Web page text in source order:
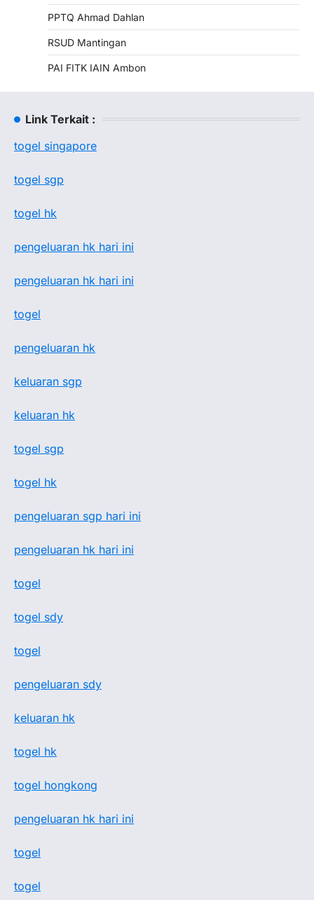
PPTQ Ahmad Dahlan
RSUD Mantingan
PAI FITK IAIN Ambon
Link Terkait :
togel singapore
togel sgp
togel hk
pengeluaran hk hari ini
pengeluaran hk hari ini
togel
pengeluaran hk
keluaran sgp
keluaran hk
togel sgp
togel hk
pengeluaran sgp hari ini
pengeluaran hk hari ini
togel
togel sdy
togel
pengeluaran sdy
keluaran hk
togel hk
togel hongkong
pengeluaran hk hari ini
togel
togel